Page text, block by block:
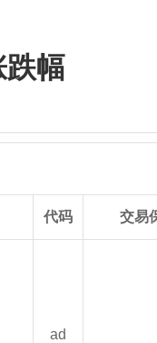
跌幅
代码 交易
ad